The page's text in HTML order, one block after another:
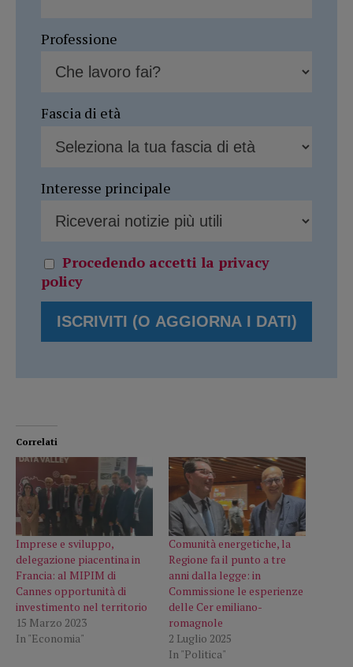
Professione
Fascia di età
Interesse principale
Procedendo accetti la privacy
policy
Correlati
Imprese e sviluppo,
delegazione piacentina in
Francia: al MIPIM di
Cannes opportunità di
investimento nel territorio
15 Marzo 2023
In "Economia"
Comunità energetiche, la
Regione fa il punto a tre
anni dalla legge: in
Commissione le esperienze
delle Cer emiliano-
romagnole
2 Luglio 2025
In "Politica"